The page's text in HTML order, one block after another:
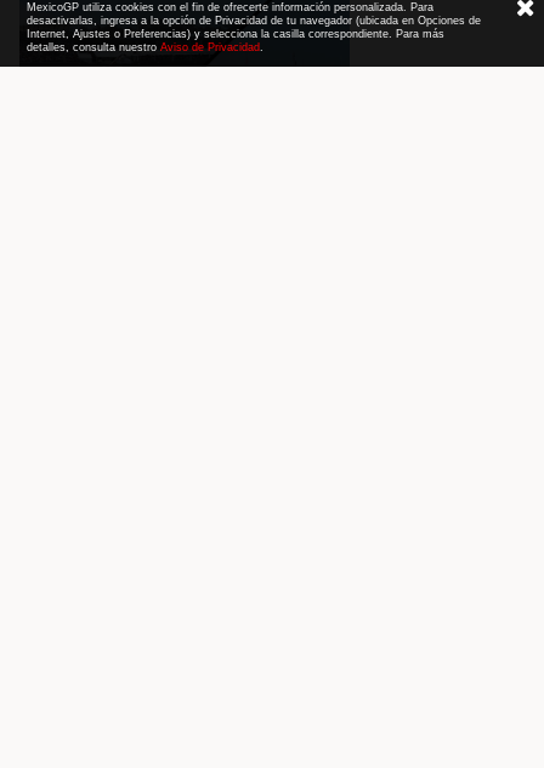
MexicoGP utiliza cookies con el fin de ofrecerte información personalizada. Para
desactivarlas, ingresa a la opción de Privacidad de tu navegador (ubicada en Opciones de
Internet, Ajustes o Preferencias) y selecciona la casilla correspondiente. Para más
detalles, consulta nuestroAviso de Privacidad.